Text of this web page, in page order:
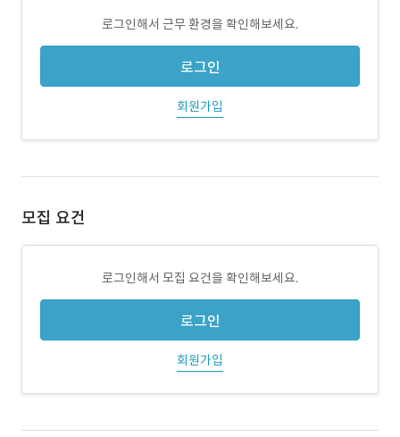
로그인해서 근무 환경을 확인해보세요.
로그인
회원가입
모집 요건
로그인해서 모집 요건을 확인해보세요.
로그인
회원가입